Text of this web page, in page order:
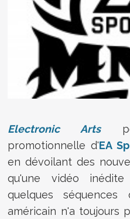
Electronic Arts
promotionnelle d'EA
en dévoilant des
qu'une vidéo
quelques séquences
américain n'a toujours